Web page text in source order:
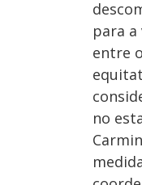
para
entre
no